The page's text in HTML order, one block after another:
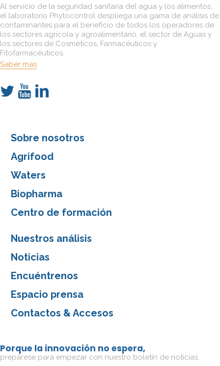
Al servicio de la seguridad sanitaria del agua y los alimentos,
el laboratorio Phytocontrol despliega una gama de análisis de
contaminantes para el beneficio de todos los operadores de
los sectores agrícola y agroalimentario, el sector de Aguas y
los sectores de Cosméticos, Farmacéuticos y
Fitofarmacéuticos.
Saber mas
Sobre nosotros
Agrifood
Waters
Biopharma
Centro de formación
Nuestros análisis
Noticias
Encuéntrenos
Espacio prensa
Contactos & Accesos
Porque la innovación no espera,
prepárese para empezar con nuestro boletín de noticias.